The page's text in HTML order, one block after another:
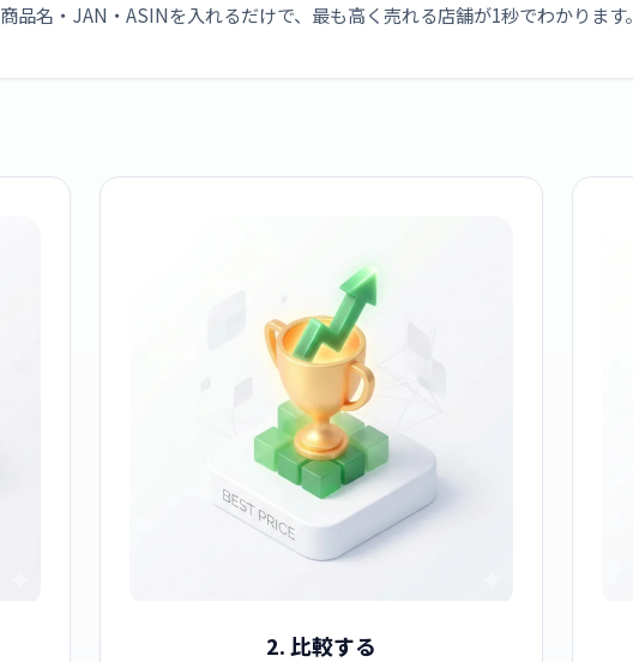
商品名・JAN・ASINを入れるだけで、最も高く売れる店舗が1秒でわかります。
2. 比較する